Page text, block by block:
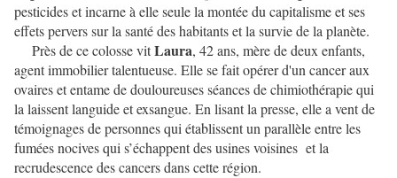
pesticides et incarne à elle seule la montée du capitalisme et ses
effets pervers sur la santé des habitants et la survie de la planète.
Près de ce colosse vitLaura, 42 ans, mère de deux enfants,
agent immobilier talentueuse. Elle se fait opérer d'un cancer aux
ovaires et entame de douloureuses séances de chimiothérapie qui
la laissent languide et exsangue. En lisant la presse, elle a vent de
témoignages de personnes qui établissent un parallèle entre les
fumées nocives qui s’échappent des usines voisines et la
recrudescence des cancers dans cette région.